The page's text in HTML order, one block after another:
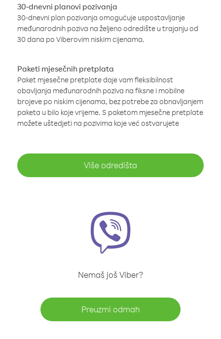
30-dnevni planovi pozivanja
30-dnevni plan pozivanja omogućuje uspostavljanje
međunarodnih poziva na željeno odredište u trajanju od
30 dana po Viberovim niskim cijenama.
Paketi mjesečnih pretplata
Paket mjesečne pretplate daje vam fleksibilnost
obavljanja međunarodnih poziva na fiksne i mobilne
brojeve po niskim cijenama, bez potrebe za obnavljanjem
paketa u bilo koje vrijeme. S paketom mjesečne pretplate
možete uštedjeti na pozivima koje već ostvarujete
Više odredišta
Nemaš još Viber?
Preuzmi odmah